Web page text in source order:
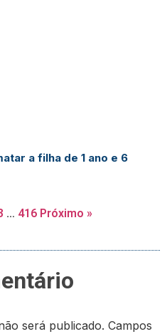
a filha de 1 ano e 6
… 416 Próximo »
será publicado. Campos